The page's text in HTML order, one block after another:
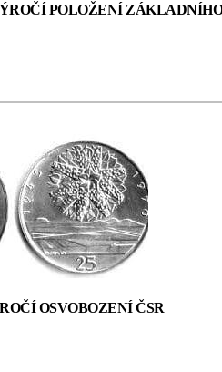
POLOŽENÍ
OSVOBOZENÍ ČSR